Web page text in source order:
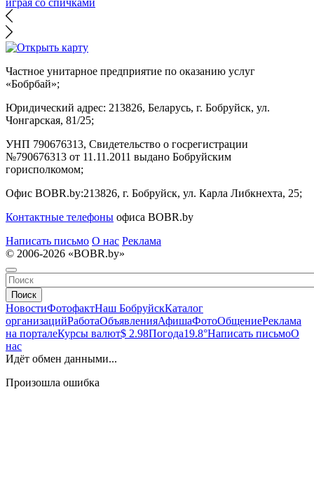
играя со спичками
Частное унитарное предприятие по оказанию услуг
«Бобрбай»;
Юридический адрес: 213826, Беларусь, г. Бобруйск, ул.
Чонгарская, 81/25;
УНП 790676313, Свидетельство о госрегистрации
№790676313 от 11.11.2011 выдано Бобруйским
горисполкомом;
Офис BOBR.by:213826, г. Бобруйск, ул. Карла Либкнехта, 25;
Контактные телефоны офиса BOBR.by
Написать письмо О нас Реклама
© 2006-2026 «BOBR.by»
Поиск
НовостиФотофактНаш БобруйскКаталог
организацийРаботаОбъявленияАфишаФотоОбщениеРеклама
на порталеКурсы валют$ 2.98Погода19.8°Написать письмоО
нас
Идёт обмен данными...
Произошла ошибка